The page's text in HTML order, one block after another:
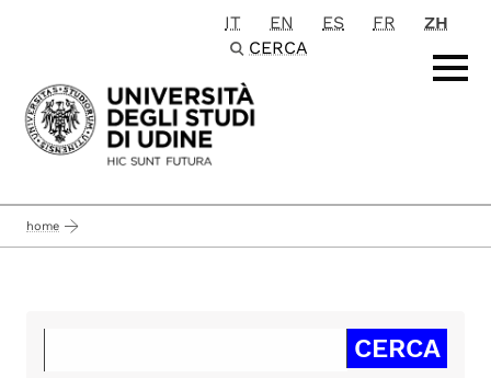
Passa al contenuto principale
IT EN ES FR
ZH
CERCA
home